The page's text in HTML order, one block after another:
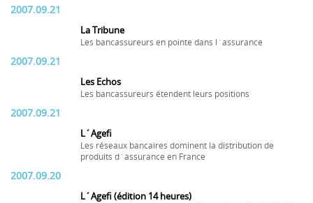
2007.09.21
La Tribune
Les bancassureurs en pointe dans l´assurance
2007.09.21
Les Echos
Les bancassureurs étendent leurs positions
2007.09.21
L´Agefi
Les réseaux bancaires dominent la distribution de
produits d´assurance en France
2007.09.20
L´Agefi (édition 14 heures)